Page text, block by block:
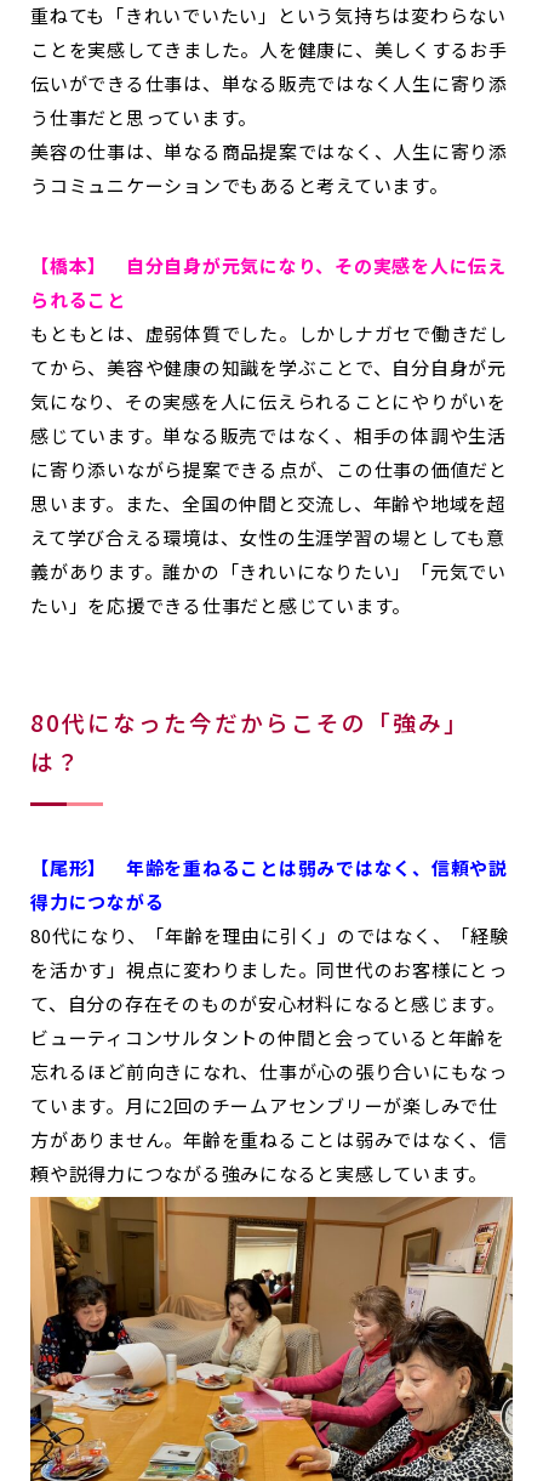
重ねても「きれいでいたい」という気持ちは変わらない
ことを実感してきました。人を健康に、美しくするお手
伝いができる仕事は、単なる販売ではなく人生に寄り添
う仕事だと思っています。
美容の仕事は、単なる商品提案ではなく、人生に寄り添
うコミュニケーションでもあると考えています。
【橋本】 自分自身が元気になり、その実感を人に伝え
られること
もともとは、虚弱体質でした。しかしナガセで働きだし
てから、美容や健康の知識を学ぶことで、自分自身が元
気になり、その実感を人に伝えられることにやりがいを
感じています。単なる販売ではなく、相手の体調や生活
に寄り添いながら提案できる点が、この仕事の価値だと
思います。また、全国の仲間と交流し、年齢や地域を超
えて学び合える環境は、女性の生涯学習の場としても意
義があります。誰かの「きれいになりたい」「元気でい
たい」を応援できる仕事だと感じています。
80代になった今だからこその「強み」
は？
【尾形】
年齢を重ねることは弱みではなく、信頼や説
得力につながる
80代になり、「年齢を理由に引く」のではなく、「経験
を活かす」視点に変わりました。同世代のお客様にとっ
て、自分の存在そのものが安心材料になると感じます。
ビューティコンサルタントの仲間と会っていると年齢を
忘れるほど前向きになれ、仕事が心の張り合いにもなっ
ています。月に2回のチームアセンブリーが楽しみで仕
方がありません。年齢を重ねることは弱みではなく、信
頼や説得力につながる強みになると実感しています。